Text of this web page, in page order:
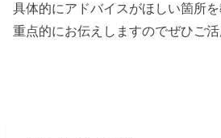
具体的にアドバイスがほしい箇所
重点的にお伝えしますのでぜひご活